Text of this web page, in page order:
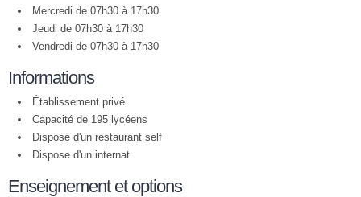
Mercredi de 07h30 à 17h30
Jeudi de 07h30 à 17h30
Vendredi de 07h30 à 17h30
Informations
Établissement privé
Capacité de 195 lycéens
Dispose d'un restaurant self
Dispose d'un internat
Enseignement et options